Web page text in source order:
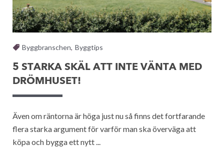
Byggbranschen, Byggtips
5 STARKA SKÄL ATT INTE VÄNTA MED
DRÖMHUSET!
Även om räntorna är höga just nu så finns det fortfarande
flera starka argument för varför man ska överväga att
köpa och bygga ett nytt ...